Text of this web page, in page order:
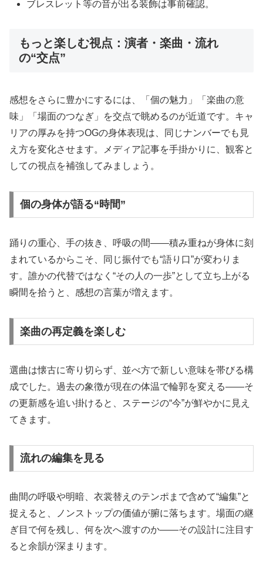
ブレスレット等の音が出る装飾は事前確認。
もっと楽しむ視点：演者・楽曲・流れ
の“交点”
感想をさらに豊かにするには、「個の魅力」「楽曲の意
味」「場面のつなぎ」を交点で眺めるのが近道です。キャ
リアの厚みを持つOGの身体表現は、同じナンバーでも見
え方を変化させます。メディア記事を手掛かりに、観客と
しての視点を補強してみましょう。
個の身体が語る“時間”
踊りの重心、手の抜き、呼吸の間——積み重ねが身体に刻
まれているからこそ、同じ振付でも“語り口”が変わりま
す。誰かの代替ではなく“その人の一歩”として立ち上がる
瞬間を拾うと、感想の言葉が増えます。
楽曲の再定義を楽しむ
選曲は懐古に寄り切らず、並べ方で新しい意味を帯びる構
成でした。過去の象徴が現在の体温で輪郭を変える——そ
の更新感を追い掛けると、ステージの“今”が鮮やかに見え
てきます。
流れの編集を見る
曲間の呼吸や明暗、衣裳替えのテンポまで含めて“編集”と
捉えると、ノンストップの価値が腑に落ちます。場面の継
ぎ目で何を残し、何を次へ渡すのか——その設計に注目す
ると余韻が深まります。